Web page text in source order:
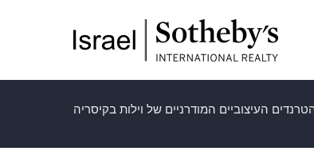
העיצוביים המודרניים של וילות בקיסריה